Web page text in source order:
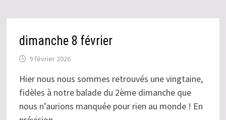
dimanche 8 février
9 février 2026
Hier nous nous sommes retrouvés une vingtaine,
fidèles à notre balade du 2ème dimanche que
nous n’aurions manquée pour rien au monde ! En